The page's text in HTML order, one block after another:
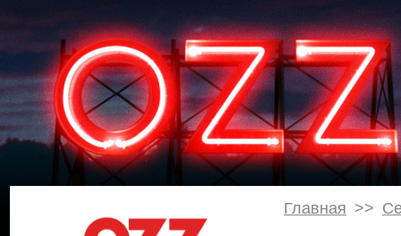
Главная >>